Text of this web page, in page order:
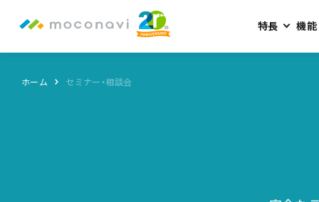
特長 機能
ホーム セミナー・相談会